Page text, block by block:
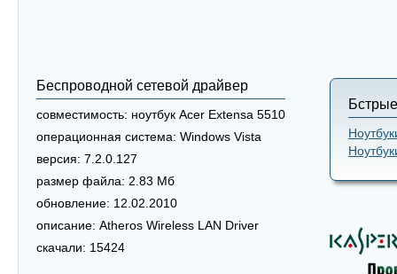
Беспроводной сетевой драйвер
совместимость: ноутбук Acer Extensa 5510
операционная система: Windows Vista
версия: 7.2.0.127
размер файла: 2.83 Мб
обновление: 12.02.2010
описание: Atheros Wireless LAN Driver
скачали: 15424